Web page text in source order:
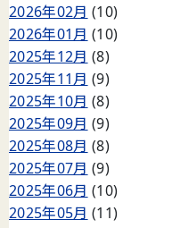
2026年02月 (10)
2026年01月 (10)
2025年12月 (8)
2025年11月 (9)
2025年10月 (8)
2025年09月 (9)
2025年08月 (8)
2025年07月 (9)
2025年06月 (10)
2025年05月 (11)